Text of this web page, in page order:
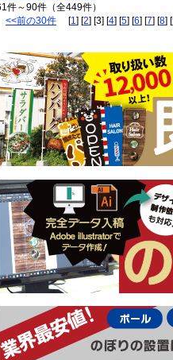
件～90件（全449件）
<<前の30件 [1] [2] [3] [4] [5] [6] [7] [8] [